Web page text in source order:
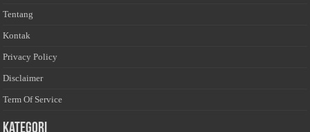
Tentang
Kontak
Privacy Policy
Disclaimer
Term Of Service
Kategori